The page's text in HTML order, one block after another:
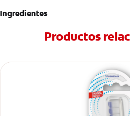
Ingredientes
Productos